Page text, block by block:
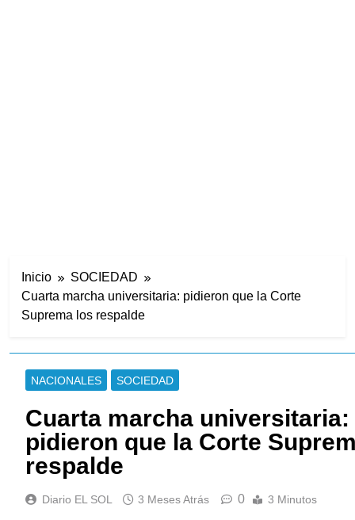
Inicio
SOCIEDAD
Cuarta marcha universitaria: pidieron que la Corte
Suprema los respalde
NACIONALES SOCIEDAD
Cuarta marcha universitaria:
pidieron que la Corte
respalde
Diario EL SOL 3 Meses Atrás 0 3 Minutos